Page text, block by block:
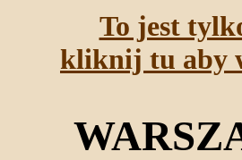
To jest
kliknij tu aby